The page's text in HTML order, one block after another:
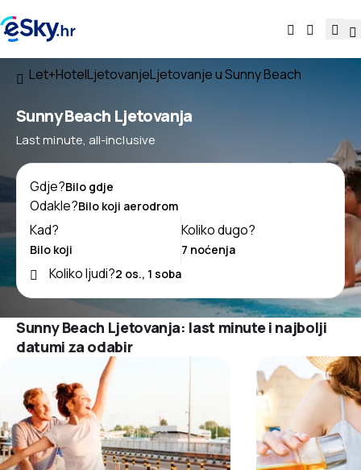
Let+HotelLjetovanjeLjetovanje u Sunny Beach
Sunny Beach Ljetovanja
Last minute, all-inclusive
Gdje?
Odakle?
Kad?
Koliko dugo?
Koliko ljudi?
Sunny Beach Ljetovanja: last minute i najbolji
datumi za odabir